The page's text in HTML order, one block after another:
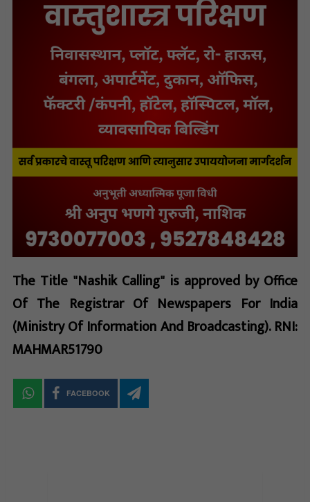
The Title "Nashik Calling" is approved by Office
Of The Registrar Of Newspapers For India
(Ministry Of Information And Broadcasting). RNI:
MAHMAR51790
FACEBOOK